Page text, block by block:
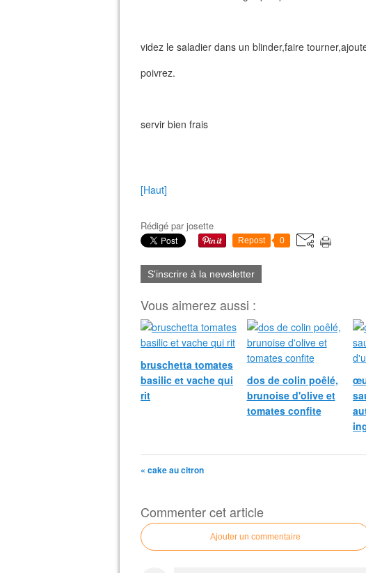
videz le saladier dans un blinder,faire
poivrez.
servir bien frais
[Haut]
Rédigé parjosette
Repost 0
S'inscrire à la newsletter
Vous aimerez aussi :
bruschetta tomates
basilic et vache qui
rit
dos de colin poêlé,
brunoise d'olive et
tomates confite
« cake au citron
Commenter cet article
Ajouter un commentaire